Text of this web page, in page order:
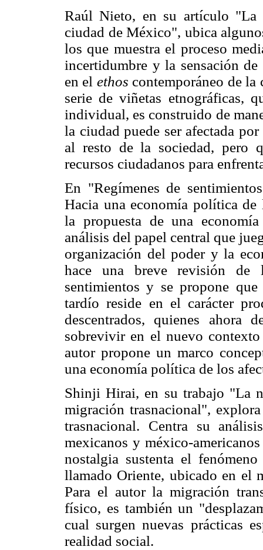
Raúl Nieto, en su artículo "La
ciudad de México", ubica
los que muestra el proceso
incertidumbre y la sensación
en el ethos contemporáneo de
serie de viñetas etnográficas,
individual, es construido de
la ciudad puede ser afectada
al resto de la sociedad, pero
recursos ciudadanos para
En "Regímenes de
Hacia una economía política de
la propuesta de una
análisis del papel central que
organización del poder y la
hace una breve revisión
sentimientos y se propone
tardío reside en el carácter
descentrados, quienes ahora
sobrevivir en el nuevo
autor propone un marco
una economía política de los
Shinji Hirai, en su trabajo "La
migración trasnacional",
trasnacional. Centra su
mexicanos y méxico-
nostalgia sustenta el
llamado Oriente, ubicado en el
Para el autor la migración
físico, es también un
cual surgen nuevas prácticas
realidad social.